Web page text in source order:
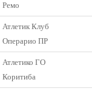
Ремо
Атлетик Клуб
Операрио ПР
Атлетико ГО
Коритиба